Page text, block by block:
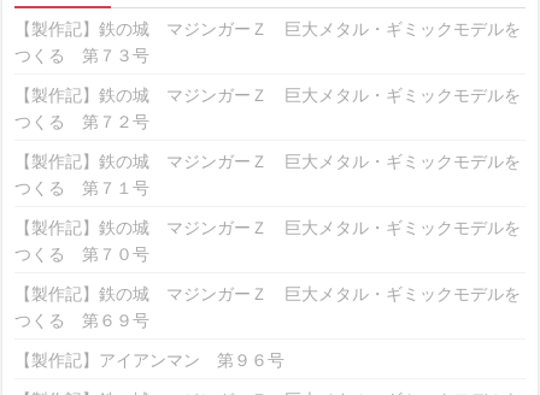
シ
ョ
ン
【製作記】鉄の城 マジンガーＺ 巨大メタル・ギミックモデルを
つくる 第７３号
【製作記】鉄の城 マジンガーＺ 巨大メタル・ギミックモデルを
つくる 第７２号
【製作記】鉄の城 マジンガーＺ 巨大メタル・ギミックモデルを
つくる 第７１号
【製作記】鉄の城 マジンガーＺ 巨大メタル・ギミックモデルを
つくる 第７０号
【製作記】鉄の城 マジンガーＺ 巨大メタル・ギミックモデルを
つくる 第６９号
【製作記】アイアンマン 第９６号